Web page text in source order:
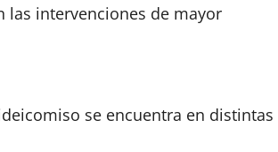
las intervenciones de mayor
se encuentra en distintas